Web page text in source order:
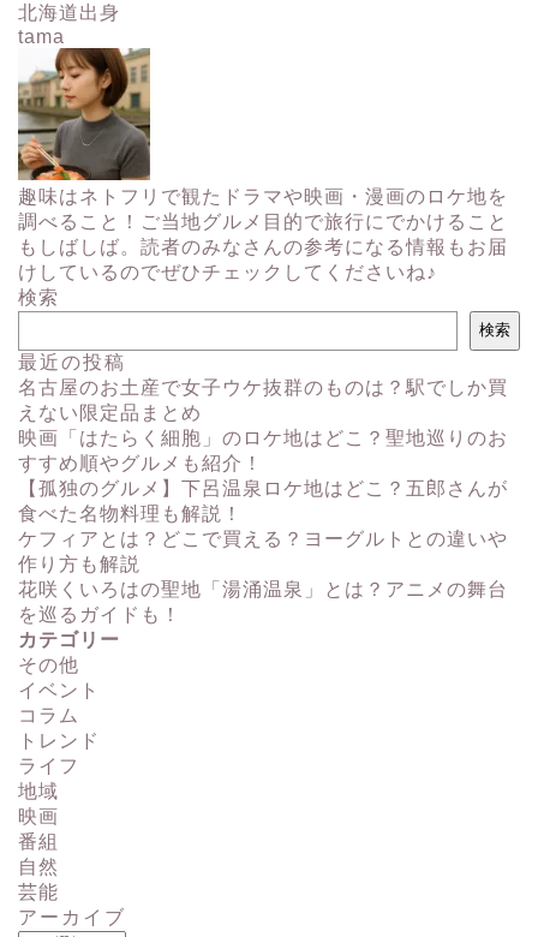
北海道出身
tama
趣味はネトフリで観たドラマや映画・漫画のロケ地を
調べること！ご当地グルメ目的で旅行にでかけること
もしばしば。読者のみなさんの参考になる情報もお届
けしているのでぜひチェックしてくださいね♪
検索
検索
最近の投稿
名古屋のお土産で女子ウケ抜群のものは？駅でしか買
えない限定品まとめ
映画「はたらく細胞」のロケ地はどこ？聖地巡りのお
すすめ順やグルメも紹介！
【孤独のグルメ】下呂温泉ロケ地はどこ？五郎さんが
食べた名物料理も解説！
ケフィアとは？どこで買える？ヨーグルトとの違いや
作り方も解説
花咲くいろはの聖地「湯涌温泉」とは？アニメの舞台
を巡るガイドも！
カテゴリー
その他
イベント
コラム
トレンド
ライフ
地域
映画
番組
自然
芸能
アーカイブ